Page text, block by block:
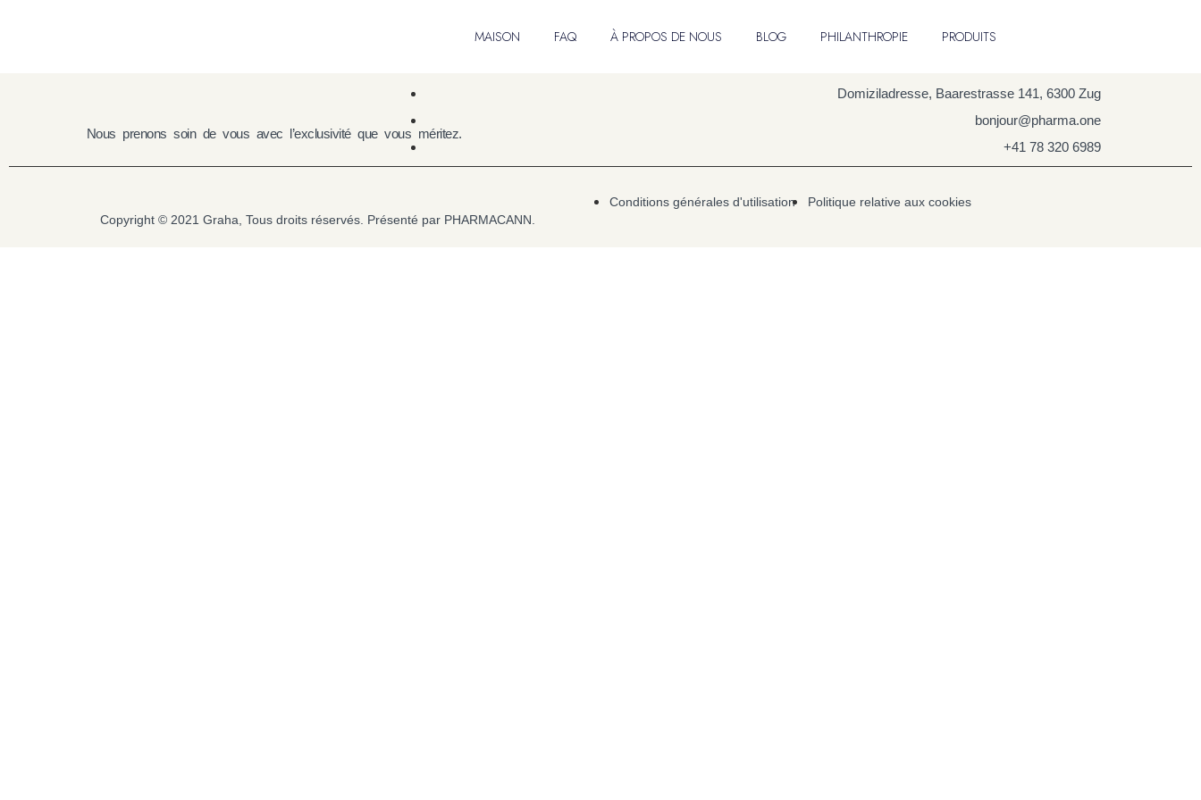
MAISON FAQ À PROPOS DE NOUS BLOG PHILANTHROPIE PRODUITS
Produto não disponível neste país
Domiziladresse, Baarestrasse 141, 6300 Zug
bonjour@pharma.one
+41 78 320 6989
Nous prenons soin de vous avec l’exclusivité que vous méritez.
Copyright © 2021 Graha, Tous droits réservés. Présenté par PHARMACANN.
Conditions générales d'utilisation Politique relative aux cookies